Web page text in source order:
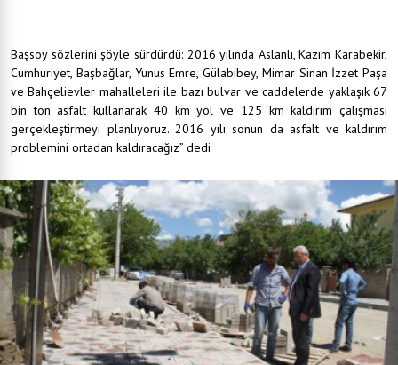
Başsoy sözlerini şöyle sürdürdü: 2016 yılında Aslanlı, Kazım Karabekir,
Cumhuriyet, Başbağlar, Yunus Emre, Gülabibey, Mimar Sinan İzzet Paşa
ve Bahçelievler mahalleleri ile bazı bulvar ve caddelerde yaklaşık 67
bin ton asfalt kullanarak 40 km yol ve 125 km kaldırım çalışması
gerçekleştirmeyi planlıyoruz. 2016 yılı sonun da asfalt ve kaldırım
problemini ortadan kaldıracağız” dedi